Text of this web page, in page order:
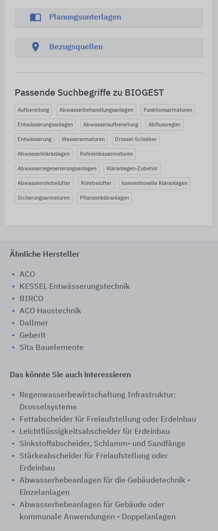
import_contacts Planungsunterlagen
location_on Bezugsquellen
Passende Suchbegriffe zu BIOGEST
Aufbereitung Abwasserbehandlungsanlagen Funktionsarmaturen
Entwässerungsanlagen Abwasseraufbereitung Abflussregler
Entwässerung Wasserarmaturen Drossel-Schieber
Abwasserkläranlagen Rohreinbauarmaturen
Abwasserregenerierungsanlagen Kläranlagen-Zubehör
Abwasserrohrbelüfter Rohrbelüfter konventionelle Kläranlagen
Sicherungsarmaturen Pflanzenkläranlagen
Ähnliche Hersteller
ACO
KESSEL Entwässerungstechnik
BIRCO
ACO Haustechnik
Dallmer
Geberit
Sita Bauelemente
Das könnte Sie auch interessieren
Regenwasserbewirtschaftung Infrastruktur:
Drosselsysteme
Fettabscheider ​​für Freiaufstellung oder Erdeinbau
Leichtflüssigkeitsabscheider ​​für Erdeinbau
Sinkstoffabscheider, Schlamm- und Sandfänge
Stärkeabscheider ​​für Freiaufstellung oder
Erdeinbau
Abwasserhebeanlagen für die Gebäudetechnik -
Einzelanlagen
Abwasserhebeanlagen für Gebäude oder
kommunale Anwendungen - Doppelanlagen